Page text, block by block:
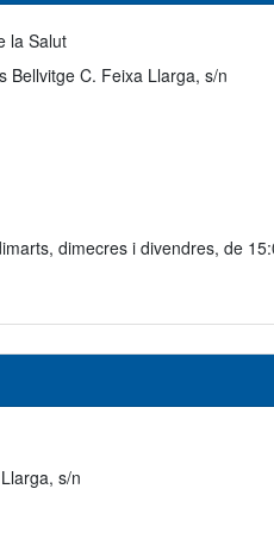
la Salut
Bellvitge C. Feixa Llarga, s/n
dimecres i divendres, de
s/n